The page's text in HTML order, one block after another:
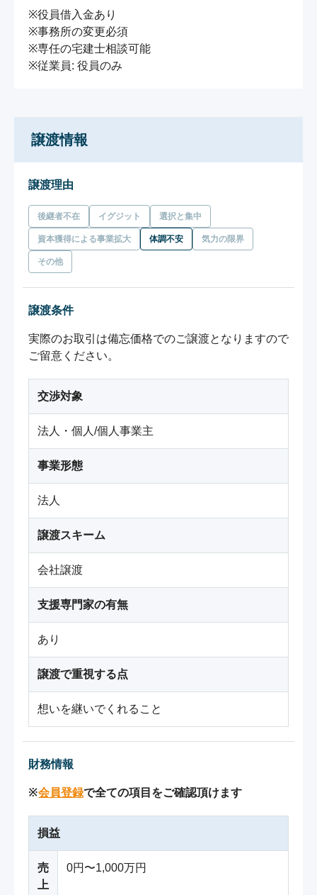
※役員借入金あり
※事務所の変更必須
※専任の宅建士相談可能
譲渡情報
譲渡理由
後継者不在 イグジット 選択と集中
資本獲得による事業拡大 体調不安 気力の限界
その他
譲渡条件
実際のお取引は備忘価格でのご譲渡となりますので
ご留意ください。
交渉対象
法人・個人/個人事業主
事業形態
法人
譲渡スキーム
会社譲渡
支援専門家の有無
あり
譲渡で重視する点
想いを継いでくれること
財務情報
※会員登録で全ての項目をご確認頂けます
損益
売
上
0円〜1,000万円